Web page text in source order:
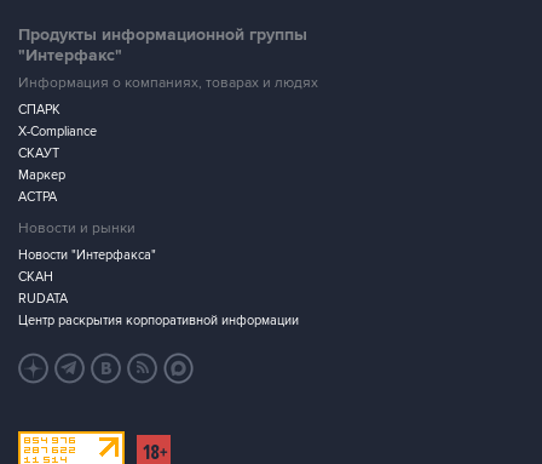
Продукты информационной группы
"Интерфакс"
Информация о компаниях, товарах и людях
СПАРК
X-Compliance
СКАУТ
Маркер
АСТРА
Новости и рынки
Новости "Интерфакса"
СКАН
RUDATA
Центр раскрытия корпоративной информации